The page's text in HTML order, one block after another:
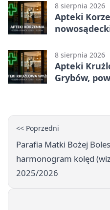
8 sierpnia 2026
Apteki
8 sierpnia 2026
Apteki
Grybów,
<< Poprzedni
Parafia Matki Bożej
harmonogram kolęd
2025/2026